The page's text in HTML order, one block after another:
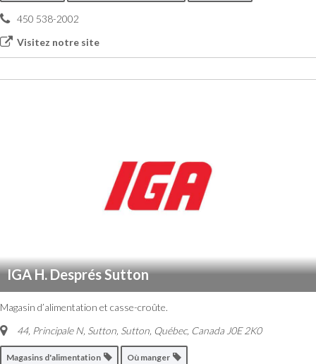
450 538-2002
Visitez notre site
IGA H. Després Sutton
Magasin d’alimentation et casse-croûte.
44, Principale N, Sutton Sutton, Québec, Canada J0E 2K0
Magasins d'alimentation Où manger